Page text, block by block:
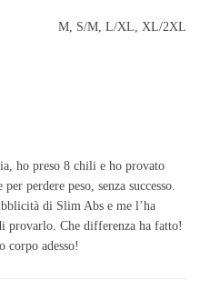
M, S/M, L/XL, XL/2XL
ho preso 8 chili e ho provato
perdere peso, senza successo.
di Slim Abs e me l’ha
provarlo. Che differenza ha fatto!
corpo adesso!